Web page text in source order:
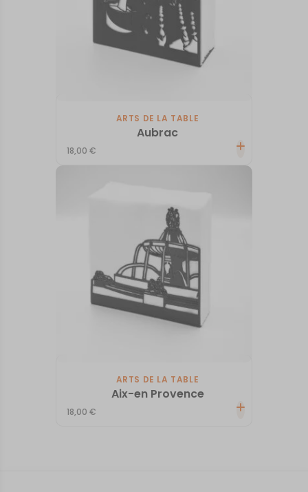
ARTS DE LA TABLE
Aubrac
18,00€
ARTS DE LA TABLE
Aix-en Provence
18,00€